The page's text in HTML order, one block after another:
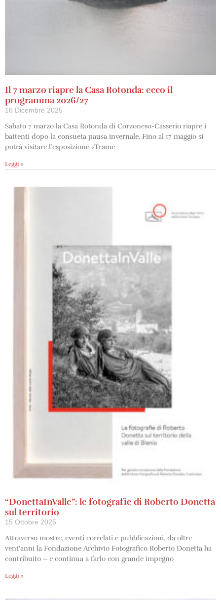
Il 7 marzo riapre la Casa Rotonda: ecco il
programma 2026/27
16 Dicembre 2025
Sabato 7 marzo la Casa Rotonda di Corzoneso-Casserio riapre i
battenti dopo la consueta pausa invernale. Fino al 17 maggio si
potrà visitare l’esposizione «Trame
Leggi »
“DonettaInValle”: le fotografie di Roberto Donetta
sul territorio
15 Ottobre 2025
Attraverso mostre, eventi correlati e pubblicazioni, da oltre
vent’anni la Fondazione Archivio Fotografico Roberto Donetta ha
contribuito – e continua a farlo con grande impegno
Leggi »